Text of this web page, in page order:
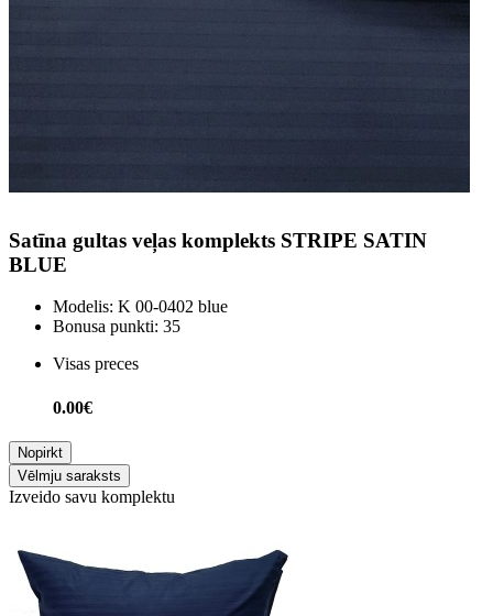
Satīna gultas veļas komplekts STRIPE SATIN
BLUE
Modelis: K 00-0402 blue
Bonusa punkti: 35
Visas preces
0.00€
Nopirkt
Vēlmju saraksts
Izveido savu komplektu